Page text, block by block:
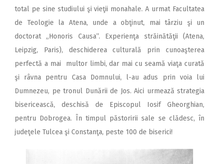
total pe sine studiului şi vieţii monahale. A urmat Facultatea
de Teologie la Atena, unde a obţinut, mai târziu şi un
doctorat „Honoris Causa”. Experienţa străinătăţii (Atena,
Leipzig, Paris), deschiderea culturală prin cunoaşterea
perfectă a mai multor limbi, dar mai cu seamă viaţa curată
şi râvna pentru Casa Domnului, l-au adus prin voia lui
Dumnezeu, pe tronul Dunării de Jos. Aici urmează strategia
bisericească, deschisă de Episcopul Iosif Gheorghian,
pentru Dobrogea. În timpul păstoririi sale se clădesc, în
judeţele Tulcea şi Constanţa, peste 100 de biserici!